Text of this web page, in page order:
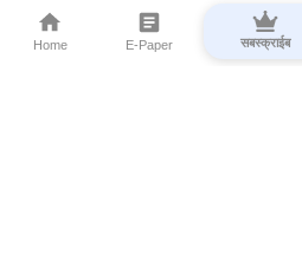
Home E-Paper सबस्क्राईब